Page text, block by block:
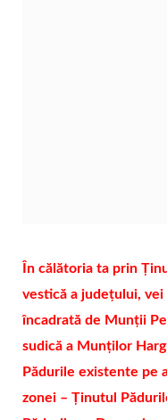
În călătoria ta prin
vestică a județului,
încadrată de Munții
sudică a Munților
Pădurile existente pe
zonei – Ținutul